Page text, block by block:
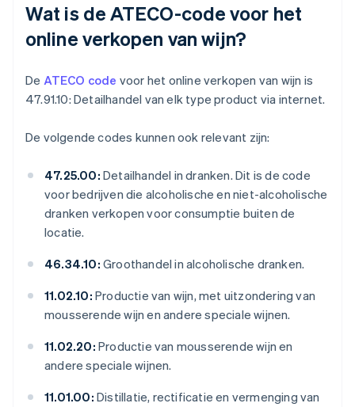
Wat is de ATECO-code voor het
online verkopen van wijn?
De ATECO code voor het online verkopen van wijn is
47.91.10: Detailhandel van elk type product via internet.
De volgende codes kunnen ook relevant zijn:
47.25.00: Detailhandel in dranken. Dit is de code
voor bedrijven die alcoholische en niet-alcoholische
dranken verkopen voor consumptie buiten de
locatie.
46.34.10: Groothandel in alcoholische dranken.
11.02.10: Productie van wijn, met uitzondering van
mousserende wijn en andere speciale wijnen.
11.02.20: Productie van mousserende wijn en
andere speciale wijnen.
11.01.00: Distillatie, rectificatie en vermenging van